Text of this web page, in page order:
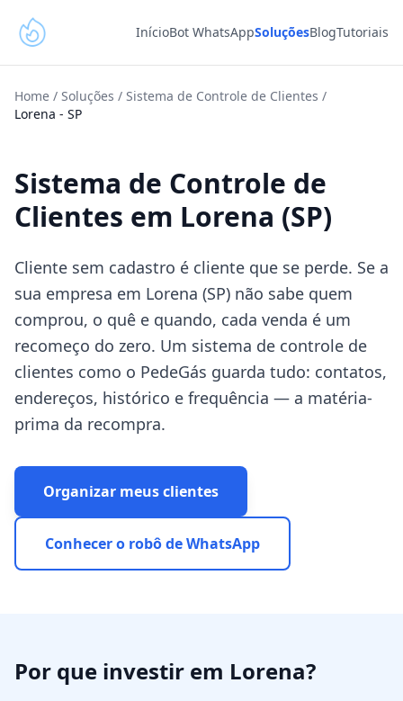
InícioBot WhatsAppSoluçõesBlogTutoriais
Home / Soluções / Sistema de Controle de Clientes /
Lorena - SP
Sistema de Controle de
Clientes em Lorena (SP)
Cliente sem cadastro é cliente que se perde. Se a
sua empresa em Lorena (SP) não sabe quem
comprou, o quê e quando, cada venda é um
recomeço do zero. Um sistema de controle de
clientes como o PedeGás guarda tudo: contatos,
endereços, histórico e frequência — a matéria-
prima da recompra.
Organizar meus clientes
Conhecer o robô de WhatsApp
Por que investir em Lorena?